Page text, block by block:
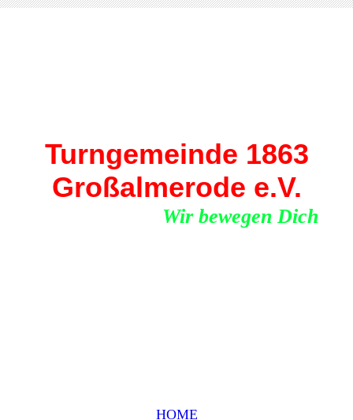
Turngemeinde 1863
Großalmerode e.V.
Wir bewegen Dich
HOME